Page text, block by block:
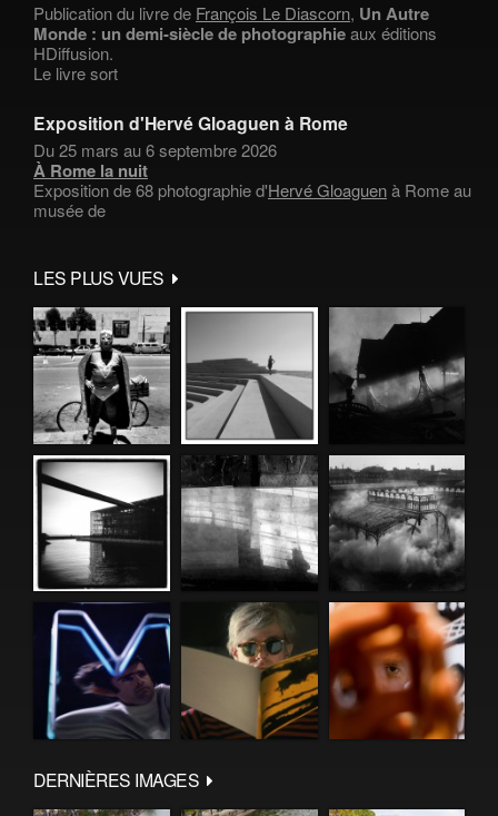
Publication du livre de François Le Diascorn, Un Autre
Monde : un demi-siècle de photographieaux éditions
HDiffusion.
Le livre sort
Exposition d'Hervé Gloaguen à Rome
Du 25 mars au 6 septembre 2026
À Rome la nuit
Exposition de 68 photographie d'Hervé Gloaguenà Rome au
musée de
LES PLUS VUES
DERNIÈRES IMAGES